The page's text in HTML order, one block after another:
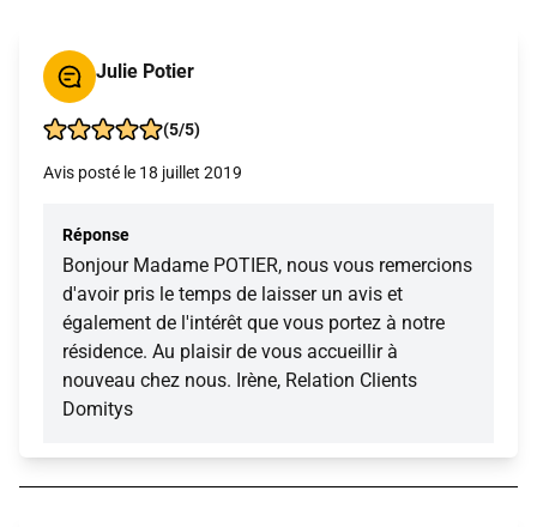
Julie Potier
(5/5)
Avis posté le 18 juillet 2019
Réponse
Bonjour Madame POTIER, nous vous remercions
d'avoir pris le temps de laisser un avis et
également de l'intérêt que vous portez à notre
résidence. Au plaisir de vous accueillir à
nouveau chez nous. Irène, Relation Clients
Domitys